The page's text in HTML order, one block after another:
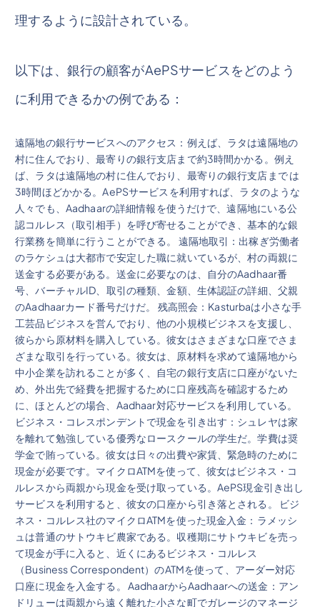
理するように設計されている。
以下は、銀行の顧客がAePSサービスをどのよう
に利用できるかの例である：
遠隔地の銀行サービスへのアクセス：例えば、ラタは遠隔地の
村に住んでおり、最寄りの銀行支店まで約3時間かかる。例え
ば、ラタは遠隔地の村に住んでおり、最寄りの銀行支店まで は
3時間ほどかかる。AePSサービスを利用すれば、ラタのような
人々でも、Aadhaarの詳細情報を使うだけで、遠隔地にいる公
認コルレス（取引相手）を呼び寄せることができ、基本的な銀
行業務を簡単に行うことができる。 遠隔地取引：出稼ぎ労働者
のラケシュは大都市で安定した職に就いているが、村の両親に
送金する必要がある。送金に必要なのは、自分のAadhaar番
号、バーチャルID、取引の種類、金額、生体認証の詳細、父親
のAadhaarカード番号だけだ。 残高照会：Kasturbaは小さな手
工芸品ビジネスを営んでおり、他の小規模ビジネスを支援し、
彼らから原材料を購入している。彼女はさまざまな口座でさま
ざまな取引を行っている。彼女は、原材料を求めて遠隔地から
中小企業を訪れることが多く、自宅の銀行支店に口座がないた
め、外出先で経費を把握するために口座残高を確認するため
に、ほとんどの場合、Aadhaar対応サービスを利用している。
ビジネス・コレスポンデントで現金を引き出す：シュレヤは家
を離れて勉強している優秀なロースクールの学生だ。学費は奨
学金で賄っている。彼女は日々の出費や家賃、緊急時のために
現金が必要です。マイクロATMを使って、彼女はビジネス・コ
ルレスから両親から現金を受け取っている。AePS現金引き出し
サービスを利用すると、彼女の口座から引き落とされる。 ビジ
ネス・コルレス社のマイクロATMを使った現金入金：ラメッシ
ュは普通のサトウキビ農家である。収穫期にサトウキビを売っ
て現金が手に入ると、近くにあるビジネス・コルレス
（Business Correspondent）のATMを使って、アーダー対応
口座に現金を入金する。 AadhaarからAadhaarへの送金：アン
ドリューは両親から遠く離れた小さな町でガレージのマネージ